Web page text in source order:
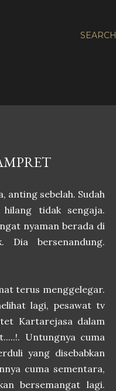
SEARCH
anting sebelah. Sudah
tidak sengaja.
nyaman berada di
Dia bersenandung.
terus menggelegar.
lagi, pesawat tv
Kartarejasa dalam
Untungnya cuma
yang disebabkan
cuma sementara,
bersemangat lagi.